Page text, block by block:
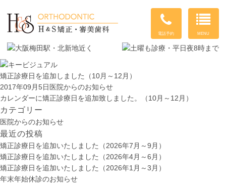
電話予約 MENU
矯正診療日を追加しました（10月～12月）
2017年09月5日 医院からのお知らせ
カレンダーに矯正診療日を追加致しました。（10月～12月）
カテゴリー
医院からのお知らせ
最近の投稿
矯正診療日を追加いたしました（2026年7月～9月）
矯正診療日を追加いたしました（2026年4月～6月）
矯正診療日を追加いたしました（2026年1月～3月）
年末年始休診のお知らせ